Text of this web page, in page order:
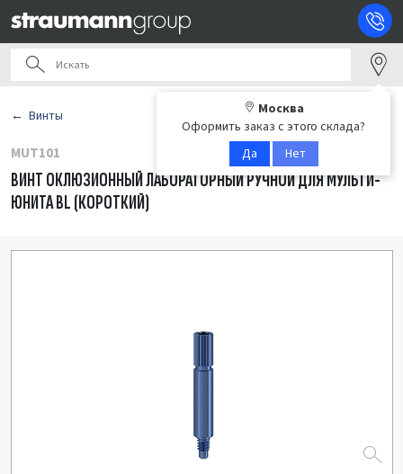
Москва
Оформить заказ с этого склада?
Да
Нет
Винты
MUT101
ВИНТ ОКЛЮЗИОННЫЙ ЛАБОРАТОРНЫЙ РУЧНОЙ ДЛЯ МУЛЬТИ-
ЮНИТА BL (КОРОТКИЙ)